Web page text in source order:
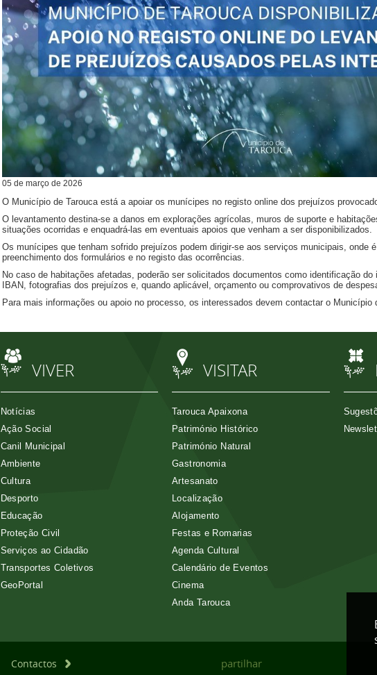
05 de março de 2026
O Município de Tarouca está a apoiar os munícipes no registo online dos prejuízos
O levantamento destina-se a danos em explorações agrícolas, muros de suporte e
situações ocorridas e enquadrá-las em eventuais apoios que venham a ser disponibilizados.
Os munícipes que tenham sofrido prejuízos podem dirigir-se aos serviços municipais, onde
preenchimento dos formulários e no registo das ocorrências.
No caso de habitações afetadas, poderão ser solicitados documentos como identificação
IBAN, fotografias dos prejuízos e, quando aplicável, orçamento ou comprovativos de
Para mais informações ou apoio no processo, os interessados devem contactar o Município
VIVER
Notícias
Ação Social
Canil Municipal
Ambiente
Cultura
Desporto
Educação
Proteção Civil
Serviços ao Cidadão
Transportes Coletivos
GeoPortal
VISITAR
Tarouca Apaixona
Património Histórico
Património Natural
Gastronomia
Artesanato
Localização
Alojamento
Festas e Romarias
Agenda Cultural
Calendário de Eventos
Cinema
Anda Tarouca
Contactos partilhar